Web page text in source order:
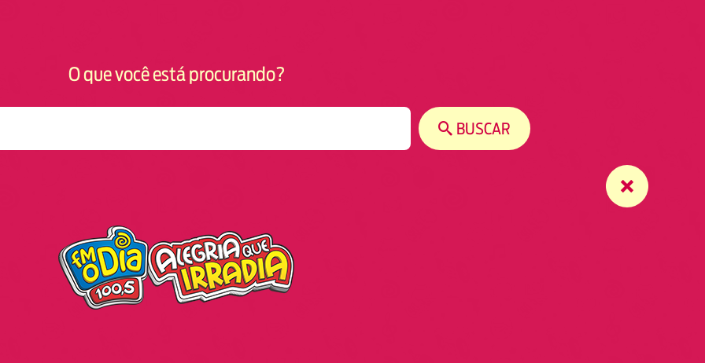
O que você está procurando?
BUSCAR